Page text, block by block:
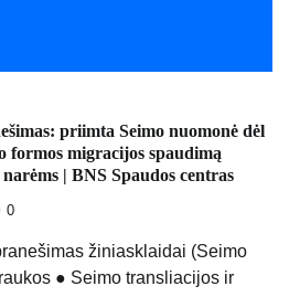
priimta Seimo nuomonė dėl
formos migracijos spaudimą
| BNS Spaudos centras
0
žiniasklaidai (Seimo
● Seimo transliacijos ir